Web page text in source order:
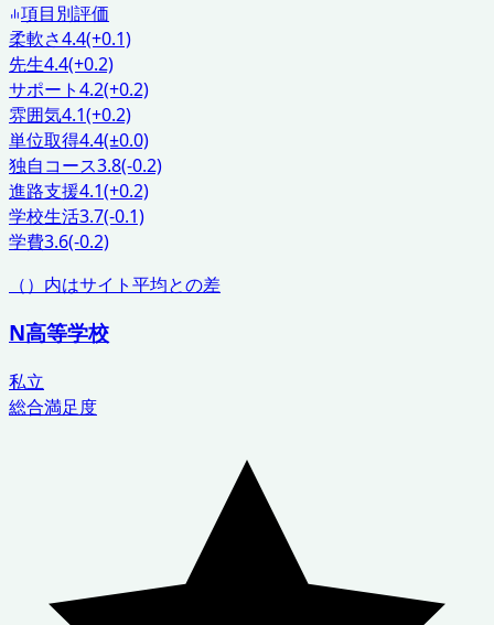
項目別評価
柔軟さ4.4(+0.1)
先生4.4(+0.2)
サポート4.2(+0.2)
雰囲気4.1(+0.2)
単位取得4.4(±0.0)
独自コース3.8(-0.2)
進路支援4.1(+0.2)
学校生活3.7(-0.1)
学費3.6(-0.2)
（）内はサイト平均との差
N高等学校
私立
総合満足度